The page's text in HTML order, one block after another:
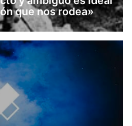
que nos rodea»